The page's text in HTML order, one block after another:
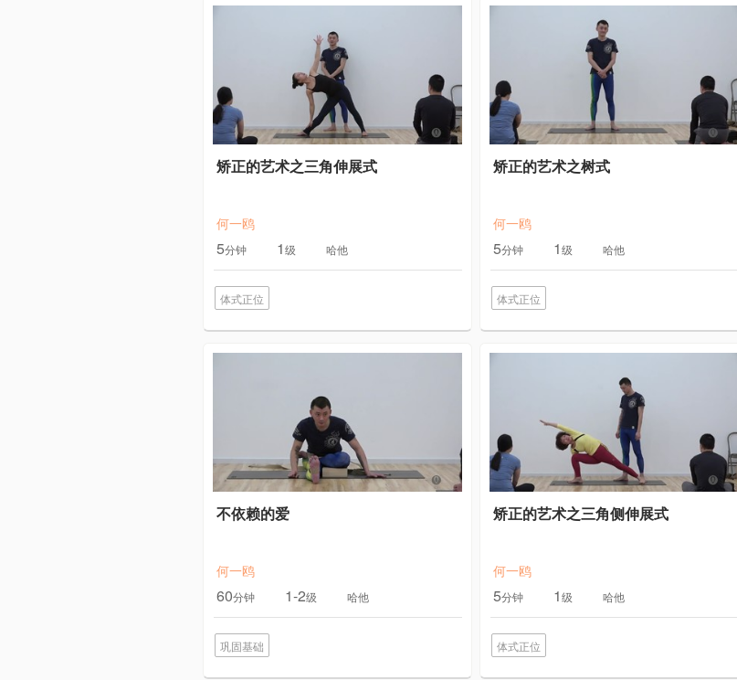
矫正的艺术之三角伸展式
何一鸥
5分钟 1级 哈他
体式正位
矫正的艺术之树式
何一鸥
5分钟 1级 哈他
体式正位
不依赖的爱
何一鸥
60分钟 1-2级 哈他
巩固基础
矫正的艺术之三角侧伸展式
何一鸥
5分钟 1级 哈他
体式正位